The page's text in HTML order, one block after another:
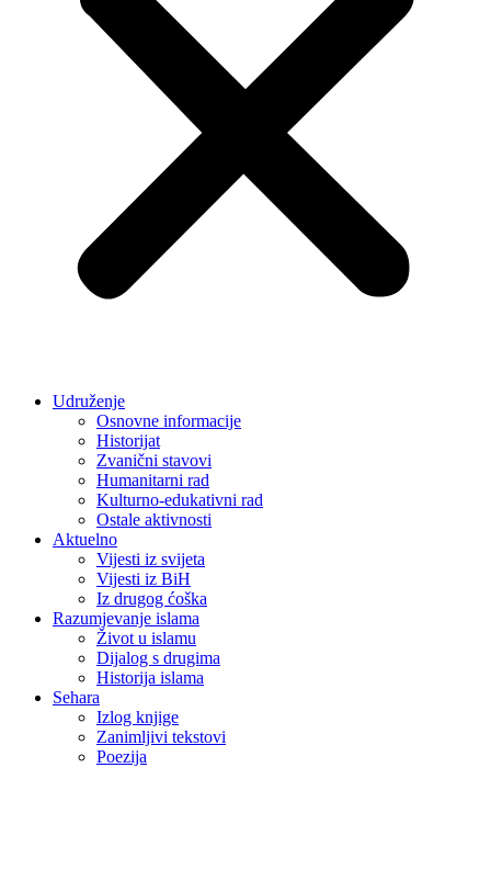
Udruženje
Osnovne informacije
Historijat
Zvanični stavovi
Humanitarni rad
Kulturno-edukativni rad
Ostale aktivnosti
Aktuelno
Vijesti iz svijeta
Vijesti iz BiH
Iz drugog ćoška
Razumjevanje islama
Život u islamu
Dijalog s drugima
Historija islama
Sehara
Izlog knjige
Zanimljivi tekstovi
Poezija